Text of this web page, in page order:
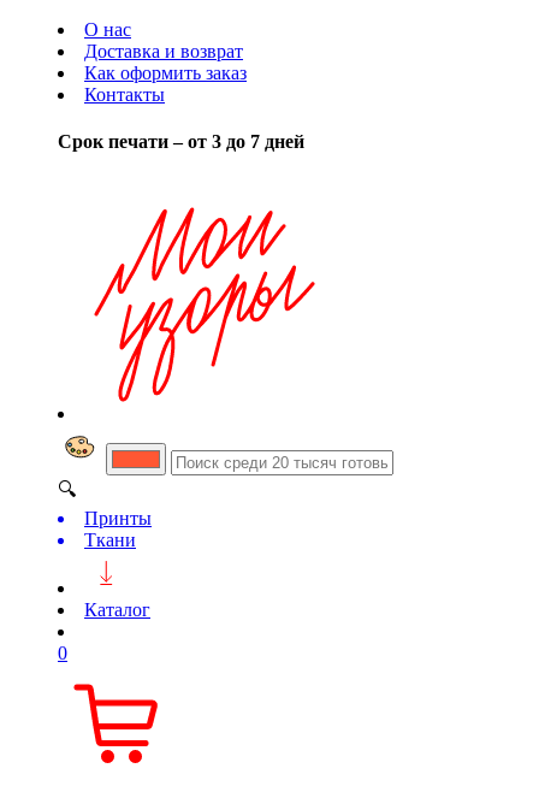
О нас
Доставка и возврат
Как оформить заказ
Контакты
Срок печати – от 3 до 7 дней
🔍
Принты
Ткани
Каталог
0